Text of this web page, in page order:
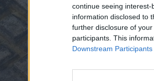
continue seeing
information disclosed to
further disclosure of
participants. This
Downstream Participants